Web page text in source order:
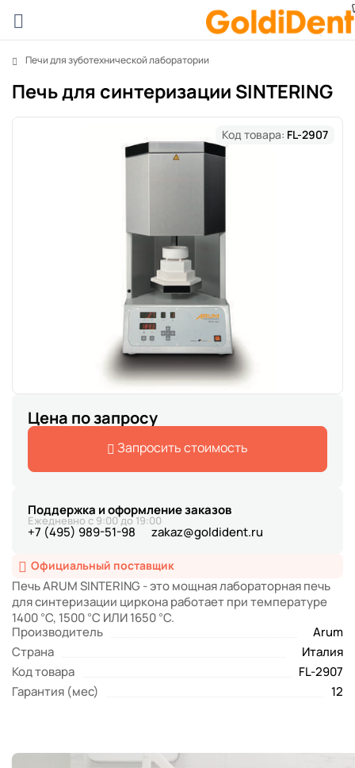
Печи для зуботехнической лаборатории
Печь для синтеризации SINTERING
Код товара: FL-2907
Официальный поставщик
Печь ARUM SINTERING - это мощная лабораторная печь
для синтеризации циркона работает при температуре
1400 °C, 1500 °C ИЛИ 1650 °C.
Производитель
Arum
Страна
Италия
Код товара
FL-2907
Гарантия (мес)
12
Цена по запросу
Запросить стоимость
Поддержка и оформление заказов
Ежедневно с 9:00 до 19:00
+7 (495) 989-51-98 zakaz@goldident.ru